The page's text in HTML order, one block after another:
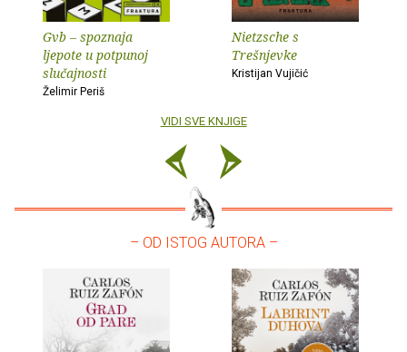
Gvb – spoznaja
ljepote u potpunoj
slučajnosti
Želimir Periš
Nietzsche s
Trešnjevke
Kristijan Vujičić
VIDI SVE KNJIGE
– OD ISTOG AUTORA –